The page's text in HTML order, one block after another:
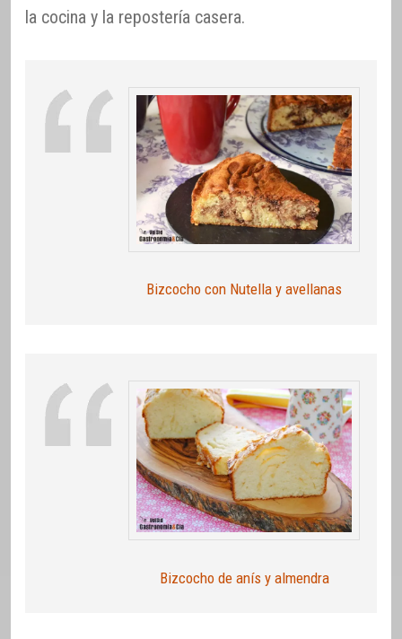
la cocina y la repostería casera.
Bizcocho con Nutella y avellanas
Bizcocho de anís y almendra